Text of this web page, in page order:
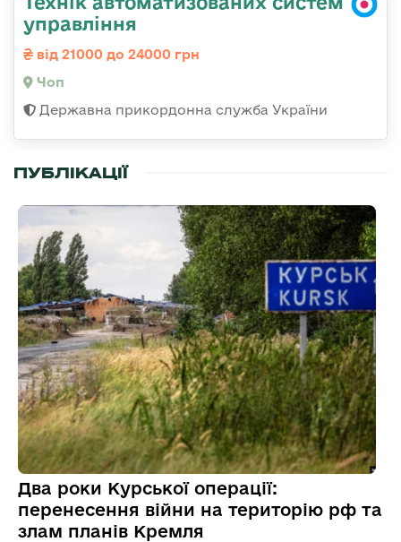
управління
від 21000 до 24000 грн
Чоп
Державна прикордонна служба України
ПУБЛІКАЦІЇ
Два роки Курської операції:
перенесення війни на територію рф та
злам планів Кремля